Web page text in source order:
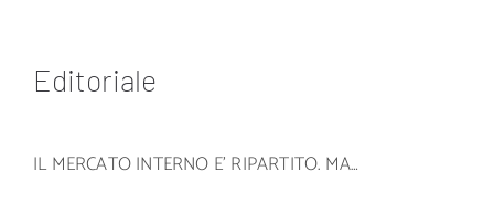
Editoriale
IL MERCATO INTERNO E’ RIPARTITO. MA…